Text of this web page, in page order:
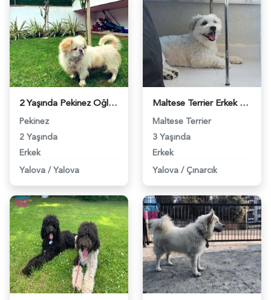
2 Yaşında Pekinez Oğlumuza Eş Arıyoruz - 9382
Pekinez
2 Yaşında
Erkek
Yalova / Yalova
Maltese Terrier Erkek Köpeğime Eş Arıyorum - 9395
Maltese Terrier
3 Yaşında
Erkek
Yalova / Çınarcık